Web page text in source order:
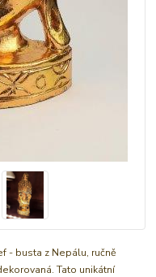
- busta z Nepálu, ručně
Tato unikátní